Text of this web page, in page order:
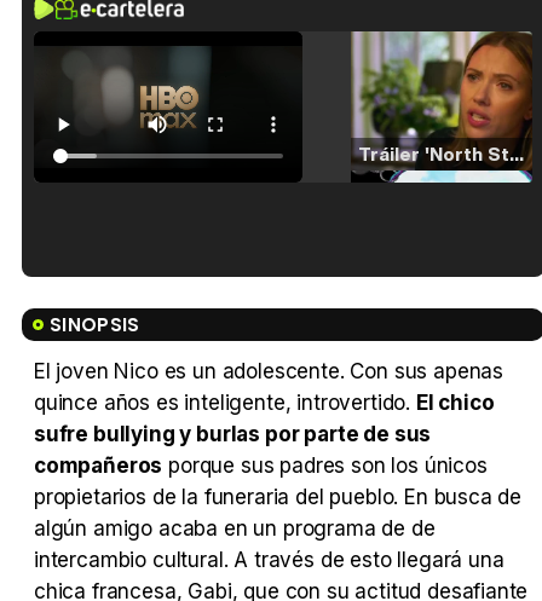
Tráiler 'North Star' (2023)
Tráiler Oficial en VOSE 'The Audacity'
SINOPSIS
El joven Nico es un adolescente. Con sus apenas
quince años es inteligente, introvertido. El chico
sufre bullying y burlas por parte de sus
compañeros porque sus padres son los únicos
propietarios de la funeraria del pueblo. En busca de
algún amigo acaba en un programa de de
intercambio cultural. A través de esto llegará una
chica francesa, Gabi, que con su actitud desafiante